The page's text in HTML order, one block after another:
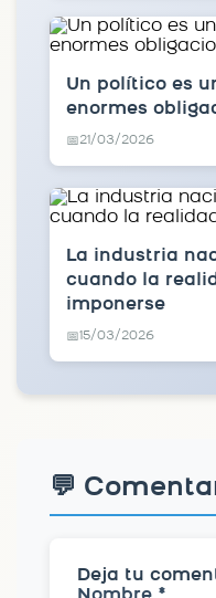
Un político es
enormes
📅21/03/2026
La industria
cuando la
imponerse
📅15/03/2026
💬
Deja tu